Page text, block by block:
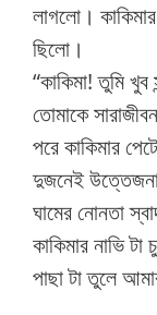
লাগলো।
ছিলো।
“কাকিমা! তুমি
তোমাকে
পরে কাকিমার
দুজনেই
ঘামের নোনতা
কাকিমার নাভি
পাছা টা তুলে